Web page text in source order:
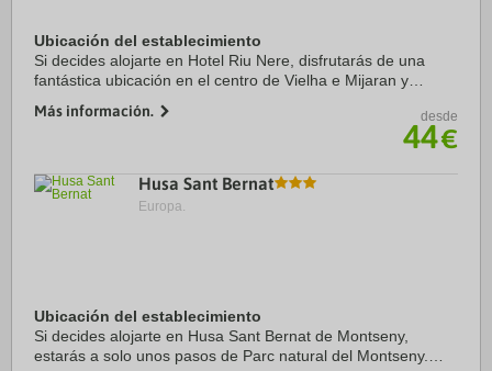
Ubicación del establecimiento
Si decides alojarte en Hotel Riu Nere, disfrutarás de una
fantástica ubicación en el centro de Vielha e Mijaran y
esquí de Baqueira Beret y Museo del ...
Más información. desde
44€
Husa Sant Bernat
Europa.
Ubicación del establecimiento
Si decides alojarte en Husa Sant Bernat de Montseny,
estarás a solo unos pasos de Parc natural del Montseny.